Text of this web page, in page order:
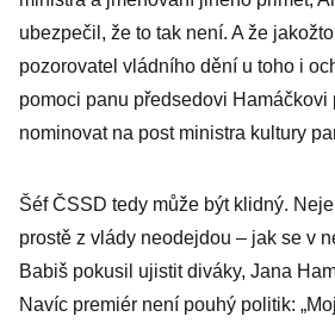
ubezpečil, že to tak není. A že
pozorovatel vládního dění u toho i
pomoci panu předsedovi Hamáčkovi
nominovat na post ministra kultury
Šéf ČSSD tedy může být klidný.
prostě z vlády neodejdou – jak se v
Babiš pokusil ujistit diváky, Jana
Navíc premiér není pouhý politik: